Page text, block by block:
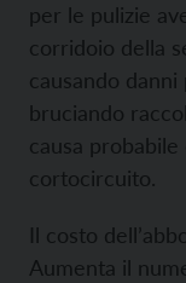
per le pulizie
corridoio della
causando
bruciando
causa probabile
cortocircuito.
Il costo
Aumenta il